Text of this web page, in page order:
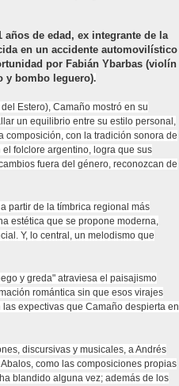
de edad, ex integrante de la
en un accidente automovilístico
por Fabián Ybarbas (violín
y bombo leguero).
Estero), Camaño mostró en su
un equilibrio entre su estilo personal,
composición, con la tradición sonora de
folclore argentino, logra que sus
fuera del género, reconozcan de
partir de la tímbrica regional más
estética que se propone moderna,
Y, lo central, un melodismo que
y greda" atraviesa el paisajismo
romántica sin que esos virajes
expectivas que Camaño despierta en
discursivas y musicales, a Andrés
como las composiciones propias
blandido alguna vez; además de los